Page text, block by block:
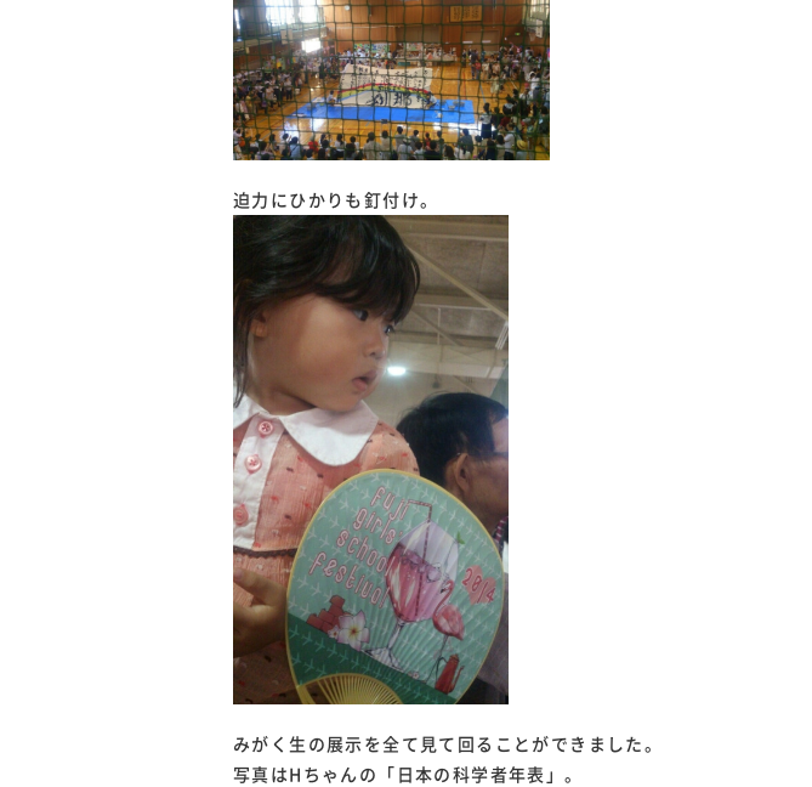
迫力にひかりも釘付け。
みがく生の展示を全て見て回ることができました。
写真はHちゃんの「日本の科学者年表」。